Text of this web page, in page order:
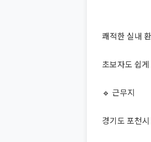
쾌적한 실내
초보자도 쉽
🔹 근무지
경기도 포천